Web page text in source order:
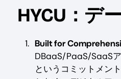
HYCU：デ
Built for
DBaaS/PaaS/SaaS
というコミットメン